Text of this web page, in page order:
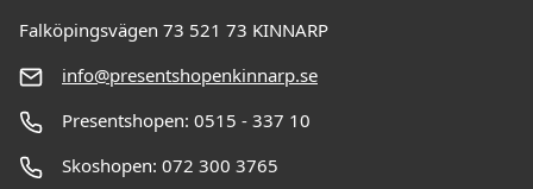
Falköpingsvägen 73 521 73 KINNARP
info@presentshopenkinnarp.se
Presentshopen: 0515 - 337 10
Skoshopen: 072 300 3765